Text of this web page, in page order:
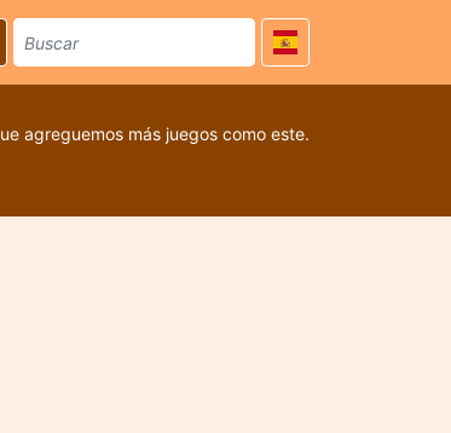
agreguemos más juegos como este.